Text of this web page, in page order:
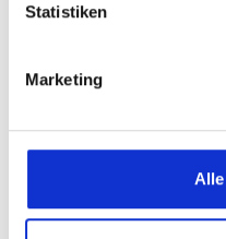
Statistiken
Marketing